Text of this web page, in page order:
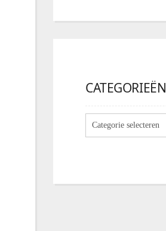
CATEGORIEËN